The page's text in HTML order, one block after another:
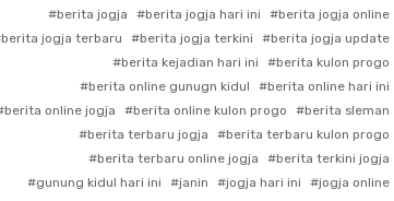
berita jogja
berita jogja hari ini
berita jogja online
berita jogja terbaru
berita jogja terkini
berita jogja update
berita kejadian hari ini
berita kulon progo
berita online gunugn kidul
berita online hari ini
berita online jogja
berita online kulon progo
berita sleman
berita terbaru jogja
berita terbaru kulon progo
berita terbaru online jogja
berita terkini jogja
gunung kidul hari ini
janin jogja hari ini
jogja online